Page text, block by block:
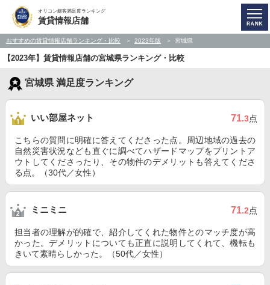
オリコン顧客満足度ランキング
賃貸情報店舗
おすすめの賃貸情報店舗ランキング・比較 2023年版 宮城県
【2023年】賃貸情報店舗の宮城県ランキング・比較
宮城県 満足度ランキング
いい部屋ネット 71.3点
こちらの質問に明確に答えてくださった点。周辺地域の過去の
自然災害状況なども直ぐに調べてハザードマップをプリントア
ウトしてくださったり、その物件のデメリットも答えてくださ
る点。（30代／女性）
ミニミニ 71.2点
担当者の理解が的確で、紹介してくれた物件とのマッチ度が高
かった。デメリットについても正直に説明してくれて、機転も
きいて素晴らしかった。（50代／女性）